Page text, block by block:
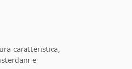
caratteristica,
e